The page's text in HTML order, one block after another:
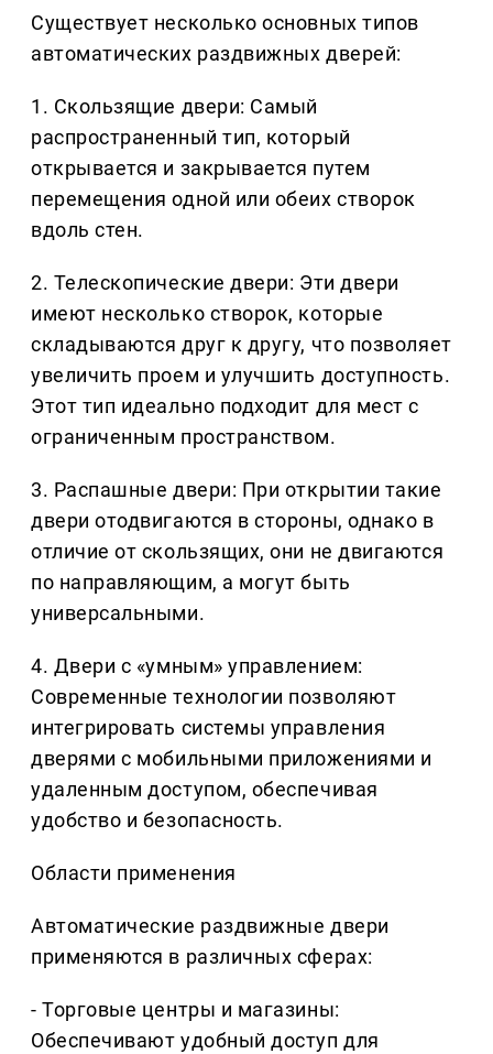
Существует несколько основных типов
автоматических раздвижных дверей:
1. Скользящие двери: Самый
распространенный тип, который
открывается и закрывается путем
перемещения одной или обеих створок
вдоль стен.
2. Телескопические двери: Эти двери
имеют несколько створок, которые
складываются друг к другу, что позволяет
увеличить проем и улучшить доступность.
Этот тип идеально подходит для мест с
ограниченным пространством.
3. Распашные двери: При открытии такие
двери отодвигаются в стороны, однако в
отличие от скользящих, они не двигаются
по направляющим, а могут быть
универсальными.
4. Двери с «умным» управлением:
Современные технологии позволяют
интегрировать системы управления
дверями с мобильными приложениями и
удаленным доступом, обеспечивая
удобство и безопасность.
Области применения
Автоматические раздвижные двери
применяются в различных сферах:
- Торговые центры и магазины:
Обеспечивают удобный доступ для